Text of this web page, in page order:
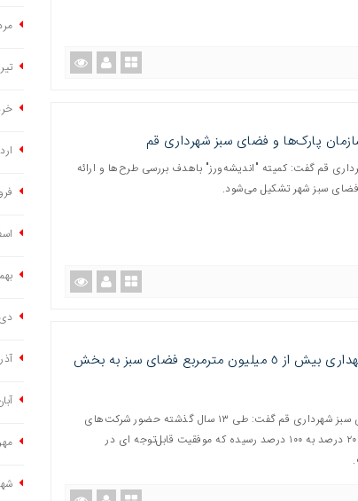
پارک‌ها و فضای سبز شهرداری قم
قم گفت: کمیته "اندیشه‌ورز" باهدف بررسی طرح‌ها و ارائه
سبز شهر تشکیل می‌شود.
واگذاری صد درصدی حفظ و نگهداری بیش از ٥ میلیون مترمربع فضای سبز به بخش
رئیس اداره نظارت سازمان پارک‌ها و فضای سبز شهرداری قم گفت: طی ١٣ سال گذشته حضور شرکت‌های
خصوص در حفظ و نگهداری فضای سبز از ٢٠ درصد به ١٠٠ درصد رسیده که موفقیت قابل‌توجه ای در
تیر ١٤٠٣
دی ١٤٠٢
آذر ١٤٠٢
آبان
مهر